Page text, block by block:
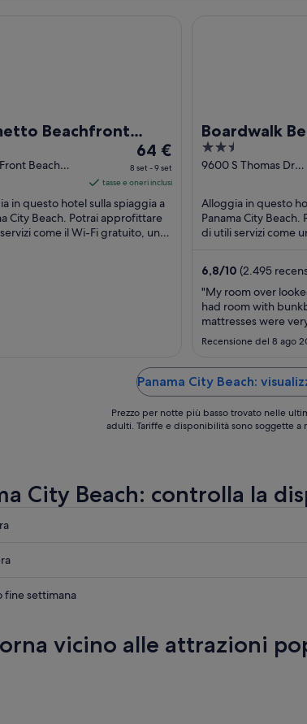
Beachfront
a By the Sea Resort
Beach
Il
prezzo
è
64 €
a
notte
64 €
8 set - 9 set
tasse e oneri inclusi
in questo hotel sulla spiaggia a
City Beach. Potrai approfittare
come il Wi-Fi gratuito, un
Boardwalk
2.5
out
5
9600 S Thomas Dr
Alloggia in questo
Panama City
di utili servizi come
6,8/10 (2.495
"My room over
had room with
mattresses were
uncomfortable.
very welcoming .we
our room was I feel
customer should be
clean had to walk
time you ..."
Recensione del 8 ago
Panama City Beach:
Prezzo per notte più basso trovato nelle
adulti. Tariffe e disponibilità sono soggette
City Beach: controlla la
fine settimana
vicino alle attrazioni